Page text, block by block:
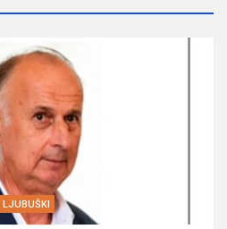
LJUBUŠKI